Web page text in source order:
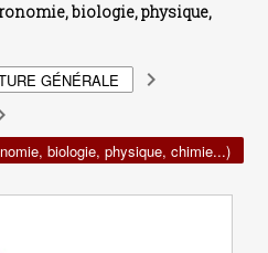
biologie, physique,
GÉNÉRALE navigate_next
biologie, physique, chimie...)